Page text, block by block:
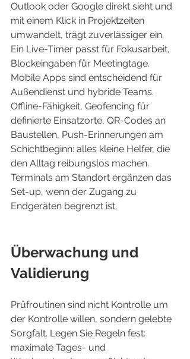
Outlook oder Google direkt sieht und
mit einem Klick in Projektzeiten
umwandelt, trägt zuverlässiger ein.
Ein Live-Timer passt für Fokusarbeit,
Blockeingaben für Meetingtage.
Mobile Apps sind entscheidend für
Außendienst und hybride Teams.
Offline-Fähigkeit, Geofencing für
definierte Einsatzorte, QR-Codes an
Baustellen, Push-Erinnerungen am
Schichtbeginn: alles kleine Helfer, die
den Alltag reibungslos machen.
Terminals am Standort ergänzen das
Set-up, wenn der Zugang zu
Endgeräten begrenzt ist.
Überwachung und
Validierung
Prüfroutinen sind nicht Kontrolle um
der Kontrolle willen, sondern gelebte
Sorgfalt. Legen Sie Regeln fest:
maximale Tages- und